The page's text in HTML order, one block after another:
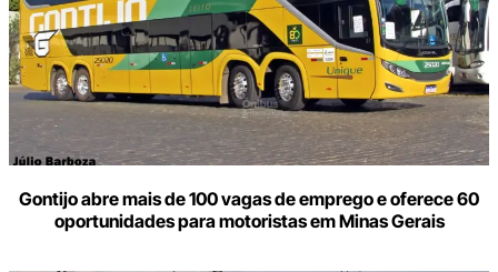
Gontijo abre mais de 100 vagas de emprego e oferece 60
oportunidades para motoristas em Minas Gerais